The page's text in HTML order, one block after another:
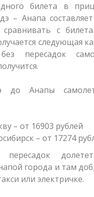
билета в
– Анапа
сравнивать с
следующая
пересадок
до Анапы
– от 16903 рублей
– от 17274
города и там
или электричке.